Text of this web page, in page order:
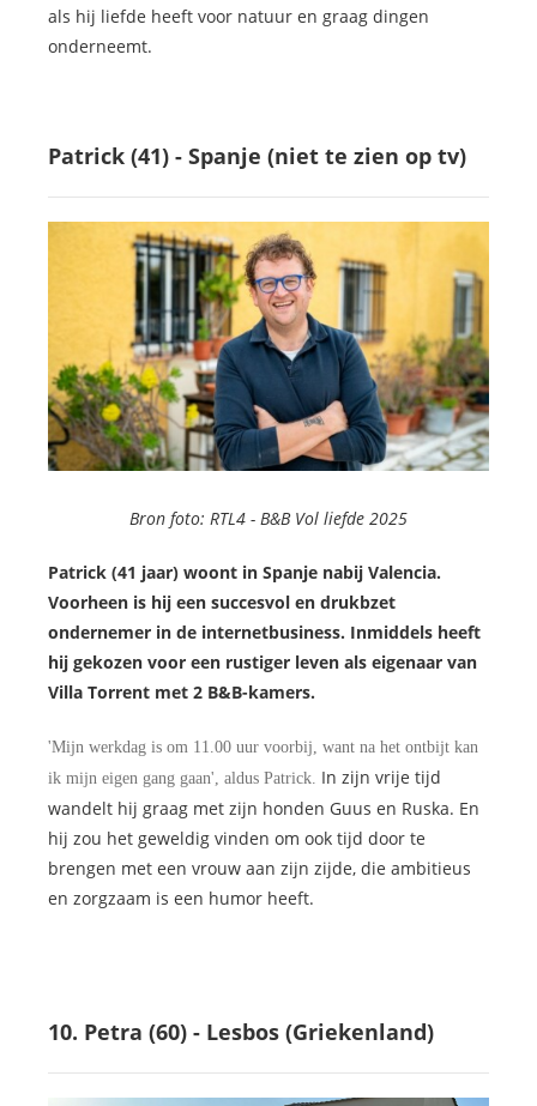
als hij liefde heeft voor natuur en graag dingen
onderneemt.
Patrick (41) - Spanje (niet te zien op tv)
Bron foto: RTL4 - B&B Vol liefde 2025
Patrick (41 jaar) woont in Spanje nabij Valencia.
Voorheen is hij een succesvol en drukbzet
ondernemer in de internetbusiness. Inmiddels heeft
hij gekozen voor een rustiger leven als eigenaar van
Villa Torrent met 2 B&B-kamers.
'Mijn werkdag is om 11.00 uur voorbij, want na het ontbijt kan
ik mijn eigen gang gaan', aldus Patrick. In zijn vrije tijd
wandelt hij graag met zijn honden Guus en Ruska. En
hij zou het geweldig vinden om ook tijd door te
brengen met een vrouw aan zijn zijde, die ambitieus
en zorgzaam is een humor heeft.
10. Petra (60) - Lesbos (Griekenland)